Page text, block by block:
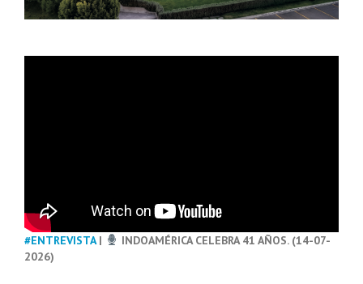
#ENTREVISTA|
INDOAMÉRICA CELEBRA 41 AÑOS. (14-07-
2026)